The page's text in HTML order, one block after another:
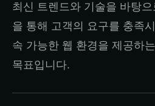
최신 트렌드와 기술을 바탕
을 통해 고객의 요구를 충족
속 가능한 웹 환경을 제공하
목표입니다.